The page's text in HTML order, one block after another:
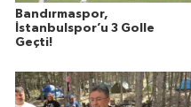
Bandırmaspor,
İstanbulspor’u 3 Golle
Geçti!